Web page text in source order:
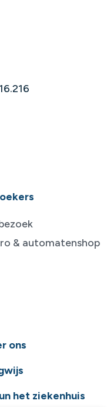
& automatenshop
ons
het ziekenhuis